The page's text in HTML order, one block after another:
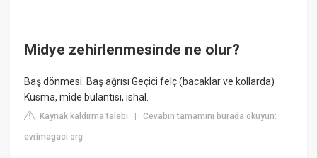
Midye zehirlenmesinde ne olur?
Baş dönmesi. Baş ağrısı Geçici felç (bacaklar ve kollarda)
Kusma, mide bulantısı, ishal.
Kaynak kaldırma talebi |Cevabın tamamını burada okuyun:
evrimagaci.org